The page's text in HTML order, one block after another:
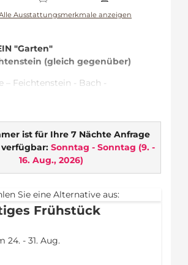
Ausstattungsmerkmale anzeigen
"Garten"
(gleich gegenüber)
– Feichtenstein - Bach -
– romantischer Abend auf der
– direkt am Bach – mit Blick
– gemütliche Gartenterrasse
Wiese
ist für Ihre 7 Nächte Anfrage
Sonntag - Sonntag (9. -
16. Aug., 2026)
Sie eine Alternative aus:
Frühstück
24. - 31. Aug.